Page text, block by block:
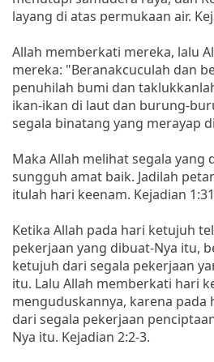
layang di atas permukaan air.
Allah memberkati mereka, lalu
mereka: "Beranakcuculah dan
penuhilah bumi dan
ikan-ikan di laut dan burung-
segala binatang yang merayap
Maka Allah melihat segala yang
sungguh amat baik. Jadilah
itulah hari keenam. Kejadian 1:31
Ketika Allah pada hari ketujuh
pekerjaan yang dibuat-Nya itu,
ketujuh dari segala pekerjaan
itu. Lalu Allah memberkati hari
menguduskannya, karena
dari segala pekerjaan
Nya itu. Kejadian 2:2-3.